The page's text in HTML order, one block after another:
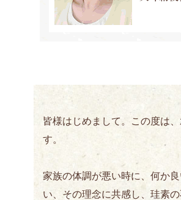
皆様はじめまして。この度は
す。
家族の体調が悪い時に、何か
い、その理念に共感し、珪素